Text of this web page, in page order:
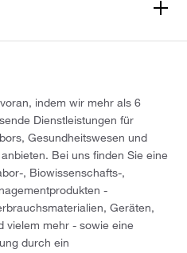
indem wir mehr als 6
Dienstleistungen für
Gesundheitswesen und
Bei uns finden Sie eine
, Biowissenschafts-,
-
Geräten,
vielem mehr - sowie eine
durch ein